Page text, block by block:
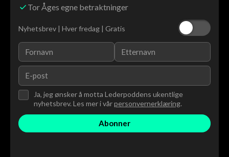
Tor Åges egne betraktninger
Nyhetsbrev | Hver fredag | Gratis
Ja, jeg ønsker å motta Lederpoddens ukentlige
nyhetsbrev. Les mer i vårpersonvernerklæring.